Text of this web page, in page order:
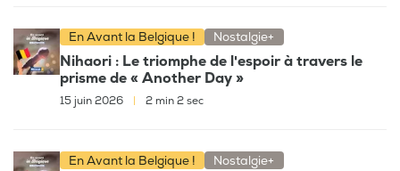
En Avant la Belgique ! Nostalgie+
Nihaori : Le triomphe de l'espoir à travers le
prisme de « Another Day »
15 juin 2026 2 min 2 sec
En Avant la Belgique ! Nostalgie+